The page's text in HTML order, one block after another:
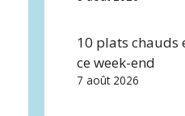
10 plats chauds
ce week-end
7 août 2026